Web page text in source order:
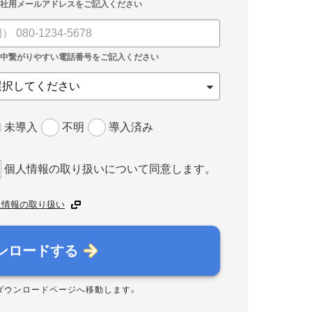
未導入 不明 導入済み
個人情報の取り扱いについて同意します。
報の取り扱い
ロードする
ウンロードページへ移動します。